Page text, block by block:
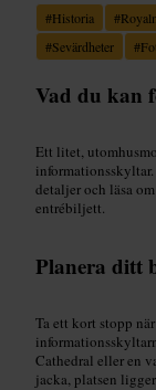
#Historia #
#Sevärdheter #
Vad du kan
Ett litet,
detaljer och läsa
entrébiljett.
Planera ditt
Ta ett kort stopp
Cathedral eller en
jacka, platsen